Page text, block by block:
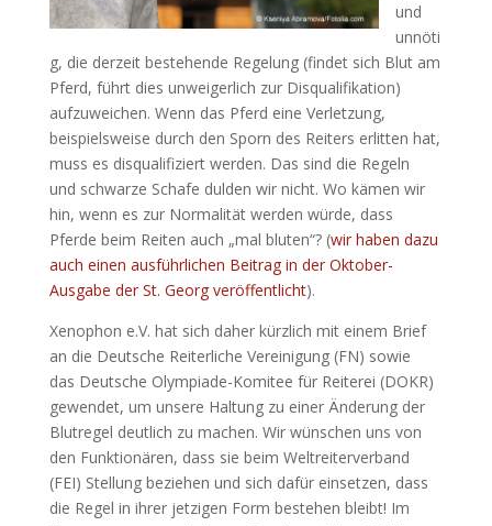
und
unnöti
g, die derzeit bestehende Regelung (findet sich Blut am
Pferd, führt dies unweigerlich zur Disqualifikation)
aufzuweichen. Wenn das Pferd eine Verletzung,
beispielsweise durch den Sporn des Reiters erlitten hat,
muss es disqualifiziert werden. Das sind die Regeln
und schwarze Schafe dulden wir nicht. Wo kämen wir
hin, wenn es zur Normalität werden würde, dass
Pferde beim Reiten auch „mal bluten“? (wir haben dazu
auch einen ausführlichen Beitrag in der Oktober-
Ausgabe der St. Georg veröffentlicht).
Xenophon e.V. hat sich daher kürzlich mit einem Brief
an die Deutsche Reiterliche Vereinigung (FN) sowie
das Deutsche Olympiade-Komitee für Reiterei (DOKR)
gewendet, um unsere Haltung zu einer Änderung der
Blutregel deutlich zu machen. Wir wünschen uns von
den Funktionären, dass sie beim Weltreiterverband
(FEI) Stellung beziehen und sich dafür einsetzen, dass
die Regel in ihrer jetzigen Form bestehen bleibt! Im